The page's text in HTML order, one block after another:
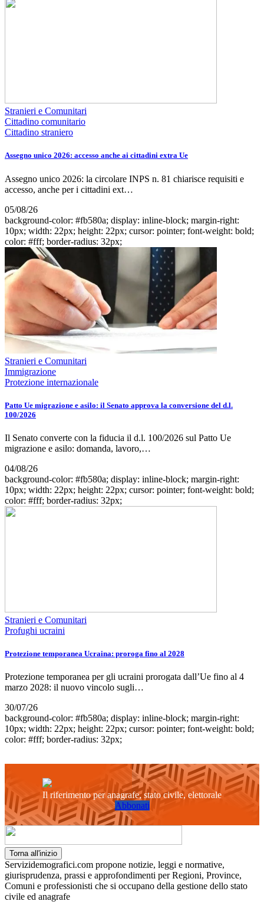
Stranieri e Comunitari
Cittadino comunitario
Cittadino straniero
Assegno unico 2026: accesso anche ai cittadini extra Ue
Assegno unico 2026: la circolare INPS n. 81 chiarisce requisiti e
accesso, anche per i cittadini ext…
05/08/26
background-color: #fb580a; display: inline-block; margin-right:
10px; width: 22px; height: 22px; cursor: pointer; font-weight: bold;
color: #fff; border-radius: 32px;
Stranieri e Comunitari
Immigrazione
Protezione internazionale
Patto Ue migrazione e asilo: il Senato approva la conversione del d.l.
100/2026
Il Senato converte con la fiducia il d.l. 100/2026 sul Patto Ue
migrazione e asilo: domanda, lavoro,…
04/08/26
background-color: #fb580a; display: inline-block; margin-right:
10px; width: 22px; height: 22px; cursor: pointer; font-weight: bold;
color: #fff; border-radius: 32px;
Stranieri e Comunitari
Profughi ucraini
Protezione temporanea Ucraina: proroga fino al 2028
Protezione temporanea per gli ucraini prorogata dall’Ue fino al 4
marzo 2028: il nuovo vincolo sugli…
30/07/26
background-color: #fb580a; display: inline-block; margin-right:
10px; width: 22px; height: 22px; cursor: pointer; font-weight: bold;
color: #fff; border-radius: 32px;
Il riferimento per anagrafe, stato civile, elettorale
Abbonati
Torna all'inizio
Servizidemografici.com propone notizie, leggi e normative,
giurisprudenza, prassi e approfondimenti per Regioni, Province,
Comuni e professionisti che si occupano della gestione dello stato
civile ed anagrafe